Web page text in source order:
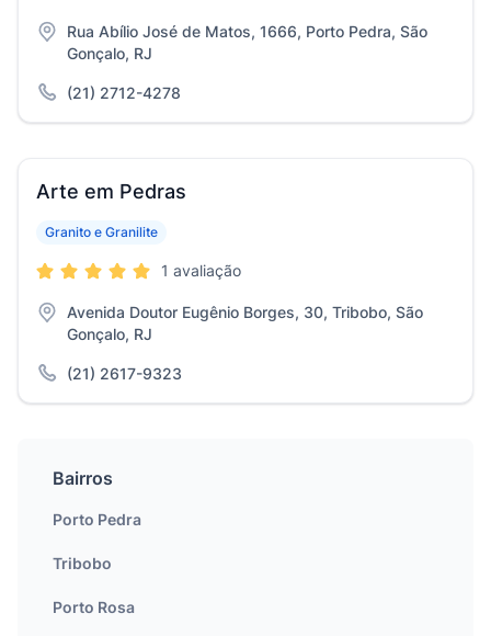
Rua Abílio José de Matos, 1666, Porto Pedra, São
Gonçalo, RJ
(21) 2712-4278
Arte em Pedras
Granito e Granilite
1 avaliação
Avenida Doutor Eugênio Borges, 30, Tribobo, São
Gonçalo, RJ
(21) 2617-9323
Bairros
Porto Pedra
Tribobo
Porto Rosa